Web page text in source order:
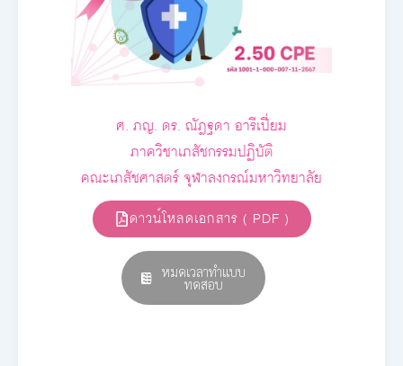
ศ. ภญ. ดร. ณัฎฐดา อารีเปี่ยม
ภาควิชาเภสัชกรรมปฏิบัติ
คณะเภสัชศาสตร์ จุฬาลงกรณ์มหาวิทยาลัย
ดาวน์โหลดเอกสาร ( PDF )
หมดเวลาทำแบบ
ทดสอบ